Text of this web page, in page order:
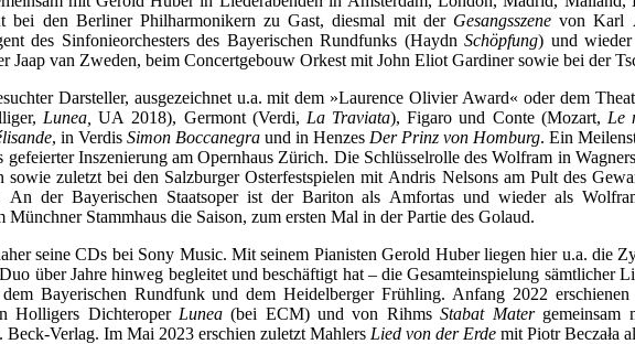
bei den Berliner Philharmonikern zu Gast, diesmal mit der Gesangsszene von Karl
des Sinfonieorchesters des Bayerischen Rundfunks (Haydn Schöpfung) und
van Zweden, beim Concertgebouw Orkest mit John Eliot Gardiner sowie bei der
Darsteller, ausgezeichnet u.a. mit dem »Laurence Olivier Award« oder dem
Lunea, UA 2018), Germont (Verdi, La Traviata), Figaro und Conte (Mozart, Le
, in Verdis Simon Boccanegra und in Henzes Der Prinz von Homburg. Ein
Inszenierung am Opernhaus Zürich. Die Schlüsselrolle des Wolfram in Wagners
zuletzt bei den Salzburger Osterfestspielen mit Andris Nelsons am Pult des
der Bayerischen Staatsoper ist der Bariton als Amfortas und wieder als
Münchner Stammhaus die Saison, zum ersten Mal in der Partie des Golaud.
seine CDs bei Sony Music. Mit seinem Pianisten Gerold Huber liegen hier u.a. die
über Jahre hinweg begleitet und beschäftigt hat – die Gesamteinspielung
Bayerischen Rundfunk und dem Heidelberger Frühling. Anfang 2022
Holligers Dichteroper Lunea (bei ECM) und von Rihms Stabat Mater gemeinsam
Verlag. Im Mai 2023 erschien zuletzt Mahlers Lied von der Erde mit Piotr Beczała